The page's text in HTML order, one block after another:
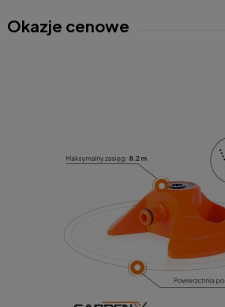
Okazje cenowe